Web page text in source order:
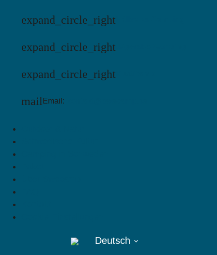
expand_circle_right
expand_circle_right
expand_circle_right
mail Email:
Deutsch